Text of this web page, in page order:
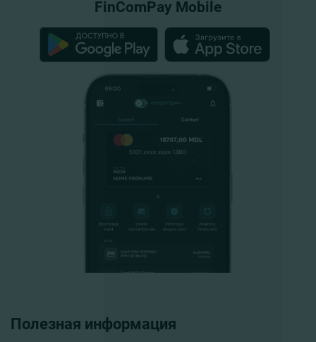
Полезная информация
FinComPay Mobile